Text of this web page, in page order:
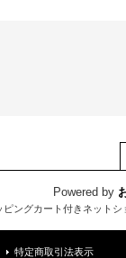
Powered by
ングカート付きネットシ
特定商取引法表示